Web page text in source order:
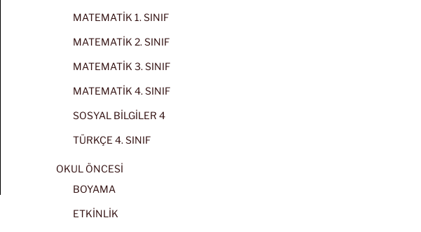
MATEMATİK 1. SINIF
MATEMATİK 2. SINIF
MATEMATİK 3. SINIF
MATEMATİK 4. SINIF
SOSYAL BİLGİLER 4
TÜRKÇE 4. SINIF
OKUL ÖNCESİ
BOYAMA
ETKİNLİK